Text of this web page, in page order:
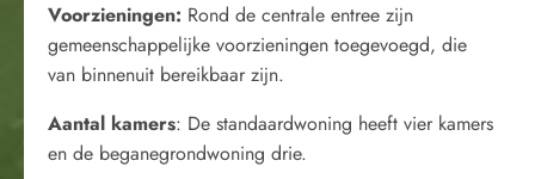
Voorzieningen: Rond de centrale entree zijn
gemeenschappelijke voorzieningen toegevoegd, die
van binnenuit bereikbaar zijn.
Aantal kamers: De standaardwoning heeft vier kamers
en de beganegrondwoning drie.